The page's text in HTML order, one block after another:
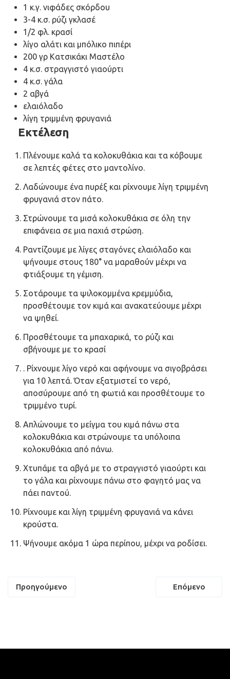
1 κ.γ. νιφάδες σκόρδου
3-4 κ.σ. ρύζι γκλασέ
1/2 φλ. κρασί
λίγο αλάτι και μπόλικο πιπέρι
200 γρ Κατσικάκι Μαστέλο
4 κ.σ. στραγγιστό γιαούρτι
4 κ.σ. γάλα
2 αβγά
ελαιόλαδο
λίγη τριμμένη φρυγανιά
Εκτέλεση
Πλένουμε καλά τα κολοκυθάκια και τα κόβουμε
σε λεπτές φέτες στο μαντολίνο.
Λαδώνουμε ένα πυρέξ και ρίχνουμε λίγη τριμμένη
φρυγανιά στον πάτο.
Στρώνουμε τα μισά κολοκυθάκια σε όλη την
επιφάνεια σε μια παχιά στρώση.
Ραντίζουμε με λίγες σταγόνες ελαιόλαδο και
ψήνουμε στους 180° να μαραθούν μέχρι να
φτιάξουμε τη γέμιση.
Σοτάρουμε τα ψιλοκομμένα κρεμμύδια,
προσθέτουμε τον κιμά και ανακατεύουμε μέχρι
να ψηθεί.
Προσθέτουμε τα μπαχαρικά, το ρύζι και
σβήνουμε με το κρασί
. Ρίχνουμε λίγο νερό και αφήνουμε να σιγοβράσει
για 10 λεπτά. Όταν εξατμιστεί το νερό,
αποσύρουμε από τη φωτιά και προσθέτουμε το
τριμμένο τυρί.
Απλώνουμε το μείγμα του κιμά πάνω στα
κολοκυθάκια και στρώνουμε τα υπόλοιπα
κολοκυθάκια από πάνω.
Χτυπάμε τα αβγά με το στραγγιστό γιαούρτι και
το γάλα και ρίχνουμε πάνω στο φαγητό μας να
πάει παντού.
Ρίχνουμε και λίγη τριμμένη φρυγανιά να κάνει
κρούστα.
Ψήνουμε ακόμα 1 ώρα περίπου, μέχρι να ροδίσει.
Πλοήγηση
Προηγούμενο Επόμενο